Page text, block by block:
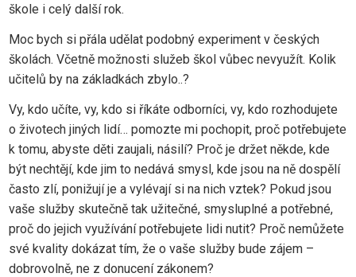
škole i celý další rok.
Moc bych si přála udělat podobný experiment v českých
školách. Včetně možnosti služeb škol vůbec nevyužít. Kolik
učitelů by na základkách zbylo..?
Vy, kdo učíte, vy, kdo si říkáte odborníci, vy, kdo rozhodujete
o životech jiných lidí… pomozte mi pochopit, proč potřebujete
k tomu, abyste děti zaujali, násilí? Proč je držet někde, kde
být nechtějí, kde jim to nedává smysl, kde jsou na ně dospělí
často zlí, ponižují je a vylévají si na nich vztek? Pokud jsou
vaše služby skutečně tak užitečné, smysluplné a potřebné,
proč do jejich využívání potřebujete lidi nutit? Proč nemůžete
své kvality dokázat tím, že o vaše služby bude zájem –
dobrovolně, ne z donucení zákonem?